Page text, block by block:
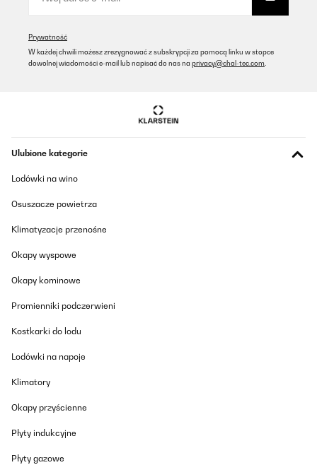
Prywatność
W każdej chwili możesz zrezygnować z subskrypcji za pomocą linku w stopce
dowolnej wiadomości e-mail lub napisać do nas na privacy@chal-tec.com
Ulubione kategorie
Lodówki na wino
Osuszacze powietrza
Klimatyzacje przenośne
Okapy wyspowe
Okapy kominowe
Promienniki podczerwieni
Kostkarki do lodu
Lodówki na napoje
Klimatory
Okapy przyścienne
Płyty indukcyjne
Płyty gazowe